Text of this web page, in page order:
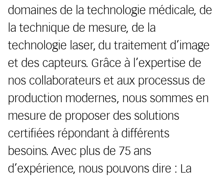
domaines de la technologie médicale, de
la technique de mesure, de la
technologie laser, du traitement d’image
et des capteurs. Grâce à l’expertise de
nos collaborateurs et aux processus de
production modernes, nous sommes en
mesure de proposer des solutions
certifiées répondant à différents
besoins. Avec plus de 75 ans
d’expérience, nous pouvons dire : La